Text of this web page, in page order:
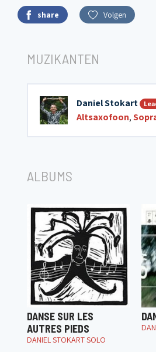
share Volgen
MUZIKANTEN
Daniel Stokart
Altsaxofoon,
ALBUMS
DANSE SUR LES
AUTRES PIEDS
DANIEL STOKART SOLO